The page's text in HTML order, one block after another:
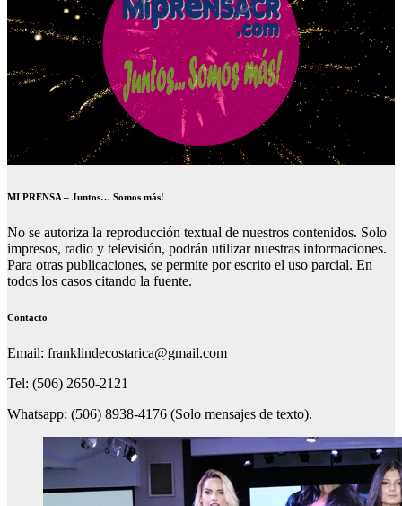
MI PRENSA – Juntos… Somos más!
No se autoriza la reproducción textual de nuestros contenidos. Solo
impresos, radio y televisión, podrán utilizar nuestras informaciones.
Para otras publicaciones, se permite por escrito el uso parcial. En
todos los casos citando la fuente.
Contacto
Email: franklindecostarica@gmail.com
Tel: (506) 2650-2121
Whatsapp: (506) 8938-4176 (Solo mensajes de texto).